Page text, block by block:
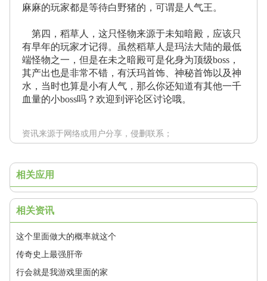
麻麻的玩家都是等待白野猪的，可谓是人气王。
第四，稻草人，这只怪物来源于未知暗殿，应该只
有早年的玩家才记得。虽然稻草人是玛法大陆的最低
端怪物之一，但是在未之暗殿可是化身为顶级boss，
其产出也是非常不错，有沃玛首饰、神秘首饰以及神
水，当时也算是小有人气，那么你还知道有其他一千
血量的小boss吗？欢迎到评论区讨论哦。
资讯来源于网络或用户分享，侵删联系；
相关应用
相关资讯
这个里面做大的概率就这个
传奇史上最强肝帝
行会就是我游戏里面的家